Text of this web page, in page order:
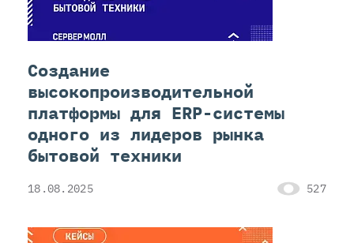
Создание
высокопроизводительной
платформы для ERP-системы
одного из лидеров рынка
бытовой техники
18.08.2025 527